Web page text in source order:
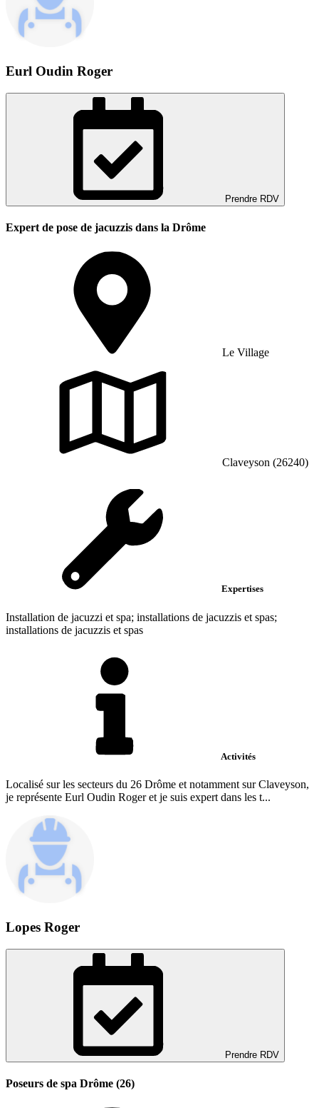
Eurl Oudin Roger
Prendre RDV
Expert de pose de jacuzzis dans la Drôme
Le Village
Claveyson (26240)
Expertises
Installation de jacuzzi et spa; installations de jacuzzis et spas;
installations de jacuzzis et spas
Activités
Localisé sur les secteurs du 26 Drôme et notamment sur Claveyson,
je représente Eurl Oudin Roger et je suis expert dans les t...
Lopes Roger
Prendre RDV
Poseurs de spa Drôme (26)